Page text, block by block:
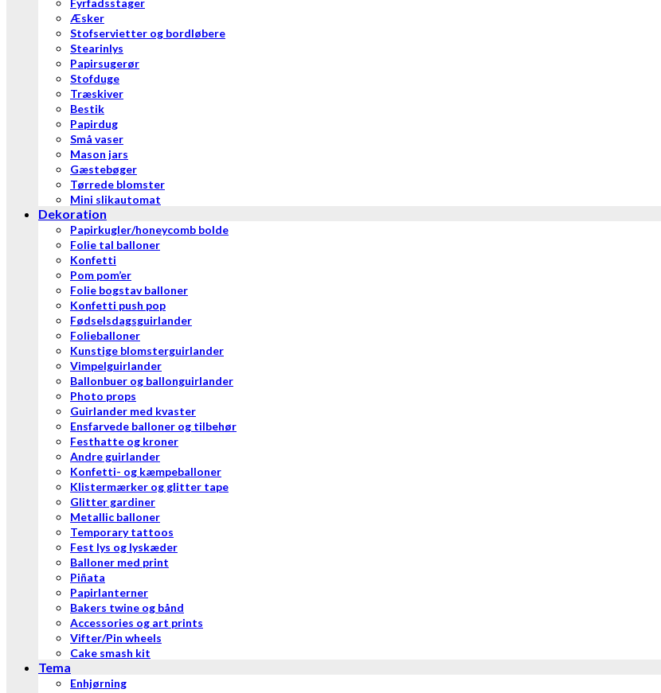
Fyrfadsstager
Æsker
Stofservietter og bordløbere
Stearinlys
Papirsugerør
Stofduge
Træskiver
Bestik
Papirdug
Små vaser
Mason jars
Gæstebøger
Tørrede blomster
Mini slikautomat
Dekoration
Papirkugler/honeycomb bolde
Folie tal balloner
Konfetti
Pom pom’er
Folie bogstav balloner
Konfetti push pop
Fødselsdagsguirlander
Folieballoner
Kunstige blomsterguirlander
Vimpelguirlander
Ballonbuer og ballonguirlander
Photo props
Guirlander med kvaster
Ensfarvede balloner og tilbehør
Festhatte og kroner
Andre guirlander
Konfetti- og kæmpeballoner
Klistermærker og glitter tape
Glitter gardiner
Metallic balloner
Temporary tattoos
Fest lys og lyskæder
Balloner med print
Piñata
Papirlanterner
Bakers twine og bånd
Accessories og art prints
Vifter/Pin wheels
Cake smash kit
Tema
Enhjørning